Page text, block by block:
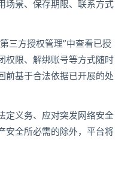
场景、保存期限、联系方式
三方授权管理”中查看已授
权限、解绑账号等方式随时
前基于合法依据已开展的处
定义务、应对突发网络安全
安全所必需的除外，平台将